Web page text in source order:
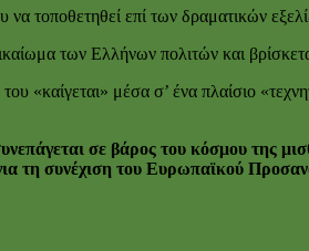
τοποθετηθεί επί των δραματικών
των Ελλήνων πολιτών και
«καίγεται» μέσα σ’ ένα πλαίσιο
σε βάρος του κόσμου της
τη συνέχιση του Ευρωπαϊκού